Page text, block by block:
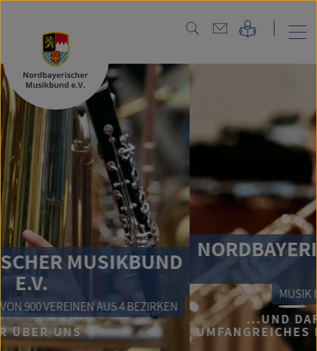
BEZIRKEN
NORDBAYERISCHER
MUSIK IST UNSERE STÄRKE!
...UND DAFÜR BIETEN WIR
UMFANGREICHES